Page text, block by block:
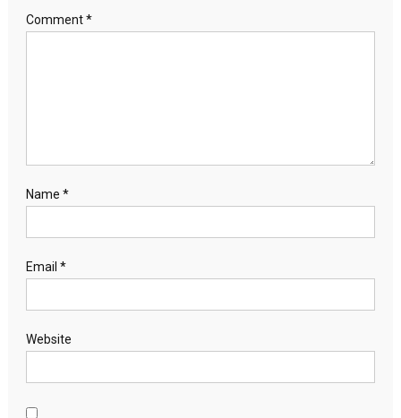
Comment*
Name *
Email *
Website